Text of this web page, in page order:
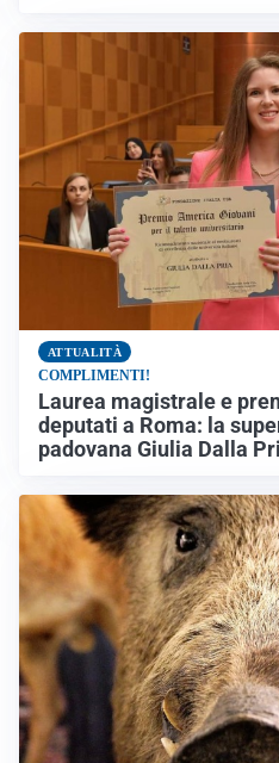
ATTUALITÀ
COMPLIMENTI!
Laurea magistrale e
deputati a Roma: la
padovana Giulia Dalla